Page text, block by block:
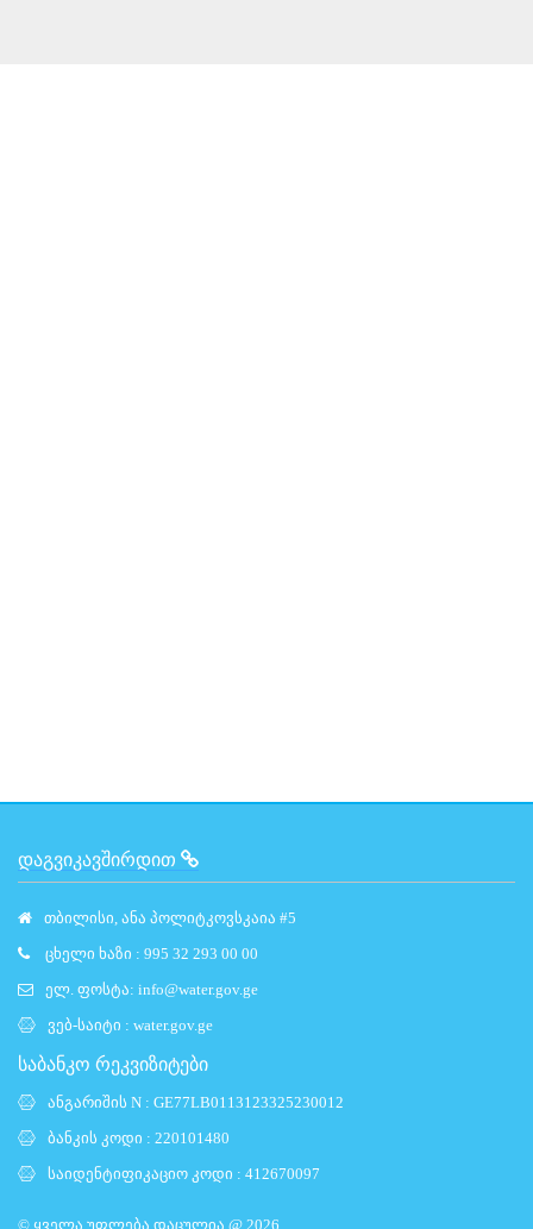
ᲓᲐᲒᲕᲘᲙᲐᲕᲨᲘᲠᲓᲘᲗ
თბილისი, ანა პოლიტკოვსკაია #5
ცხელი ხაზი : 995 32 293 00 00
ელ. ფოსტა: info@water.gov.ge
ვებ-საიტი : water.gov.ge
საბანკო რეკვიზიტები
ანგარიშის N : GE77LB0113123325230012
ბანკის კოდი : 220101480
საიდენტიფიკაციო კოდი : 412670097
© ყველა უფლება დაცულია @ 2026